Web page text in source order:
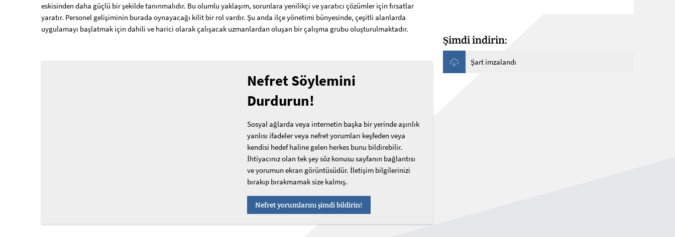
eskisinden daha güçlü bir şekilde tanınmalıdır. Bu olumlu yaklaşım, sorunlara yenilikçi ve yaratıcı çözümler için fırsatlar
yaratır. Personel gelişiminin burada oynayacağı kilit bir rol vardır. Şu anda ilçe yönetimi bünyesinde, çeşitli alanlarda
uygulamayı başlatmak için dahili ve harici olarak çalışacak uzmanlardan oluşan bir çalışma grubu oluşturulmaktadır.
Nefret Söylemini
Durdurun!
Sosyal ağlarda veya internetin başka bir yerinde aşırılık
yanlısı ifadeler veya nefret yorumları keşfeden veya
kendisi hedef haline gelen herkes bunu bildirebilir.
İhtiyacınız olan tek şey söz konusu sayfanın bağlantısı
ve yorumun ekran görüntüsüdür. İletişim bilgilerinizi
bırakıp bırakmamak size kalmış.
Nefret yorumlarını şimdi bildirin!
Şimdi indirin:
Şart imzalandı